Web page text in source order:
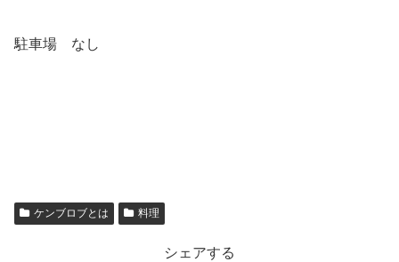
駐車場 なし
ケンブロブとは 料理
シェアする